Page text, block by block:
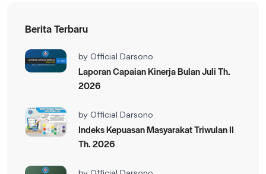
Berita Terbaru
by Official Darsono
Laporan Capaian Kinerja Bulan Juli Th.
2026
by Official Darsono
Indeks Kepuasan Masyarakat Triwulan II
Th. 2026